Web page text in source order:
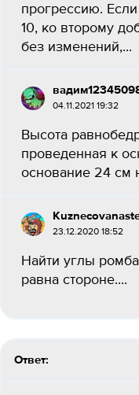
прогрессию.
10, ко второму
без изменений,...
04.11.2021 19:32
Высота
проведенная к
основание 24 см
23.12.2020 18:52
Найти углы
равна стороне....
Ответ: